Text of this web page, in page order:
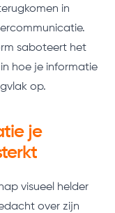
in
saboteert het
hoe je informatie
op.
je
visueel helder
over zijn